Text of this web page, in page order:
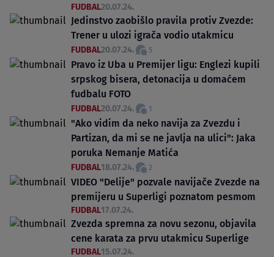
FUDBAL20.07.24.
Jedinstvo zaobišlo pravila protiv Zvezde:
Trener u ulozi igrača vodio utakmicu
FUDBAL20.07.24. 5
Pravo iz Uba u Premijer ligu: Englezi kupili
srpskog bisera, detonacija u domaćem
fudbalu FOTO
FUDBAL20.07.24. 1
"Ako vidim da neko navija za Zvezdu i
Partizan, da mi se ne javlja na ulici": Jaka
poruka Nemanje Matića
FUDBAL18.07.24. 2
VIDEO "Delije" pozvale navijače Zvezde na
premijeru u Superligi poznatom pesmom
FUDBAL17.07.24.
Zvezda spremna za novu sezonu, objavila
cene karata za prvu utakmicu Superlige
FUDBAL15.07.24.